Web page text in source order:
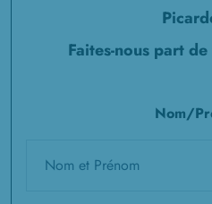
Faites-nous part
Nom/